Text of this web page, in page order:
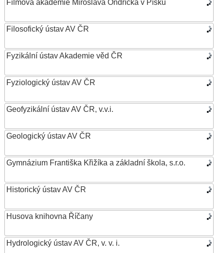
Filmová akademie Miroslava Ondříčka v Písku
Filosofický ústav AV ČR
Fyzikální ústav Akademie věd ČR
Fyziologický ústav AV ČR
Geofyzikální ústav AV ČR, v.v.i.
Geologický ústav AV ČR
Gymnázium Františka Křižíka a základní škola, s.r.o.
Historický ústav AV ČR
Husova knihovna Říčany
Hydrologický ústav AV ČR, v. v. i.